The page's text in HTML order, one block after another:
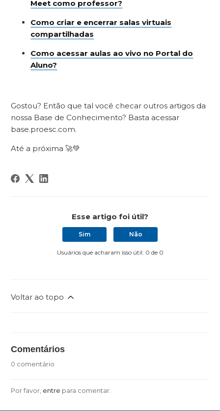
Meet como professor?
Como criar e encerrar salas virtuais
compartilhadas
Como acessar aulas ao vivo no Portal do
Aluno?
Gostou? Então que tal você checar outros artigos da
nossa Base de Conhecimento? Basta acessar
base.proesc.com.
Até a próxima 🚀💚
Esse artigo foi útil?
Sim Não
Usuários que acharam isso útil: 0 de 0
Voltar ao topo
Comentários
0 comentário
Por favor, entre para comentar.